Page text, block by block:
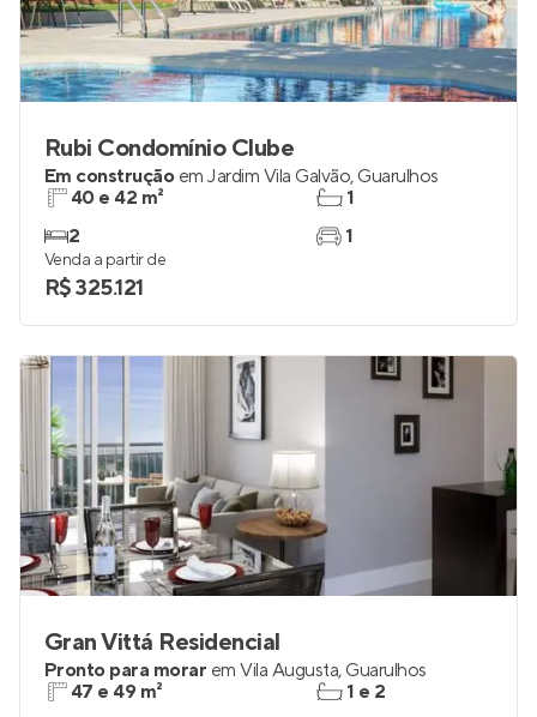
Rubi Condomínio Clube
Em construção em Jardim Vila Galvão, Guarulhos
40 e 42 m²
2
1
1
Venda a partir de
R$ 325.121
Gran Vittá Residencial
Pronto para morar em Vila Augusta, Guarulhos
47 e 49 m²
1 e 2